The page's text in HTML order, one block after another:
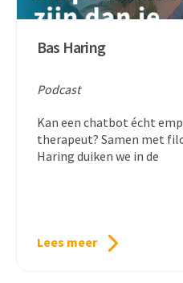
Bas Haring
Podcast
Kan een chatbot écht
therapeut? Samen met
Haring duiken we in de
Lees meer